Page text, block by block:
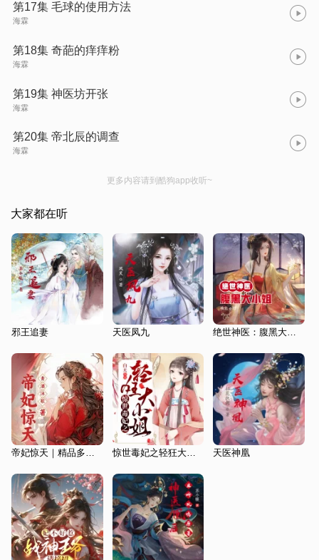
第17集 毛球的使用方法
海霖
第18集 奇葩的痒痒粉
海霖
第19集 神医坊开张
海霖
第20集 帝北辰的调查
海霖
更多内容请到酷狗app收听~
大家都在听
邪王追妻 天医凤九 绝世神医：腹黑大小姐|古言|金手指
惊世毒妃之轻狂大小姐 天医神凰